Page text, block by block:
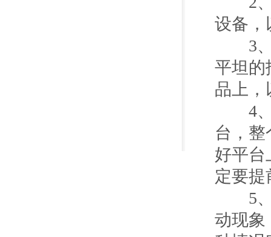
设备，
3、
平坦的
品上，
4、
台，
好平台
定要提
5、
动现象